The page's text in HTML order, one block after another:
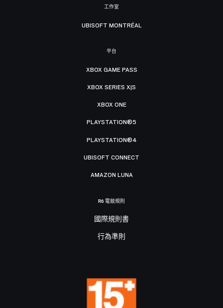
工作室
UBISOFT MONTRÉAL
平台
XBOX GAME PASS
XBOX SERIES X|S
XBOX ONE
PLAYSTATION®5
PLAYSTATION®4
UBISOFT CONNECT
AMAZON LUNA
R6 電競規則
國際規則書
行為準則